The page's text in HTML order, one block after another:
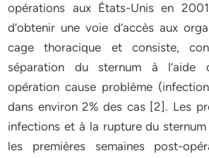
opérations aux États-Unis en
d’obtenir une voie d’accès aux
cage thoracique et consiste,
séparation du sternum à l’aide
opération cause problème
dans environ 2% des cas [2]. Les
infections et à la rupture du
les premières semaines post-